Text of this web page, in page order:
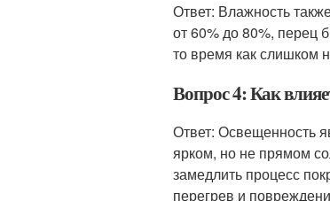
Ответ: Влажность
от 60% до 80%, перец
то время как слишком
Вопрос 4: Как
Ответ: Освещенность
ярком, но не прямом
замедлить процесс
перегрев и